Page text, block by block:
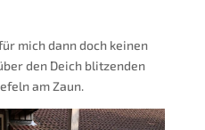
mich dann doch keinen
den Deich blitzenden
am Zaun.